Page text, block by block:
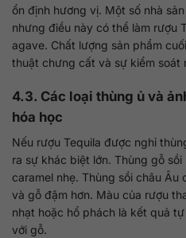
ổn định hương vị. Một số nhà
nhưng điều này có thể làm rượu
agave. Chất lượng sản phẩm
thuật chưng cất và sự kiểm soát
4.3. Các loại thùng ủ và
hóa học
Nếu rượu Tequila được nghỉ
ra sự khác biệt lớn. Thùng gỗ
caramel nhẹ. Thùng sồi châu
và gỗ đậm hơn. Màu của rượu
nhạt hoặc hổ phách là kết quả
với gỗ.